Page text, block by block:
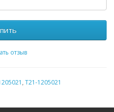
отзыв
, T21-1205021